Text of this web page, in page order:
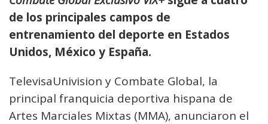
de los principales campos de
entrenamiento del deporte en Estados
Unidos, México y España.
TelevisaUnivision y Combate Global, la
principal franquicia deportiva hispana de
Artes Marciales Mixtas (MMA), anunciaron el